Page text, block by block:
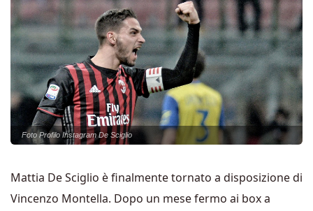
Foto Profilo Instagram De Sciglio
Mattia De Sciglio è finalmente tornato a disposizione di
Vincenzo Montella. Dopo un mese fermo ai box a